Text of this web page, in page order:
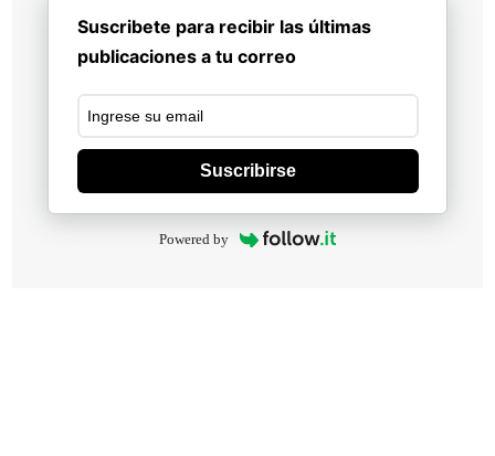
Suscribete para recibir las últimas
publicaciones a tu correo
Suscribirse
Powered by